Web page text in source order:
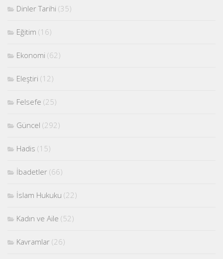
Dinler Tarihi (35)
Eğitim (16)
Ekonomi (62)
Eleştiri (12)
Felsefe (25)
Güncel (292)
Hadis (15)
İbadetler (66)
İslam Hukuku (22)
Kadın ve Aile (52)
Kavramlar (26)